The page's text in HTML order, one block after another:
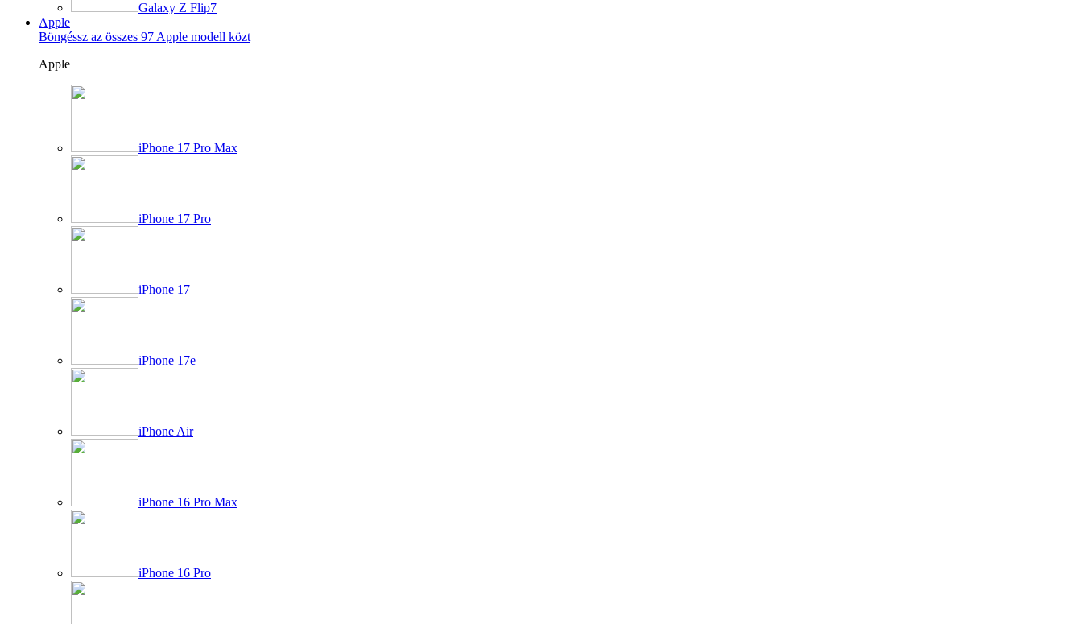
Galaxy Z Flip7
Apple
Böngéssz az összes 97 Apple modell közt
Apple
iPhone 17 Pro Max
iPhone 17 Pro
iPhone 17
iPhone 17e
iPhone Air
iPhone 16 Pro Max
iPhone 16 Pro